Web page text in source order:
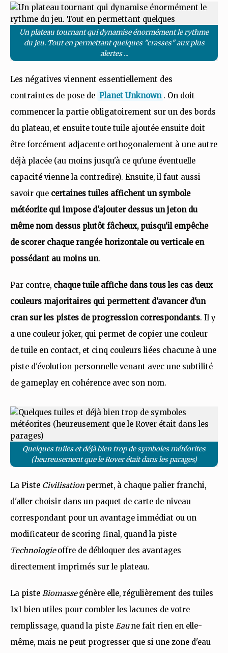
Un plateau tournant qui dynamise énormément le rythme
du jeu. Tout en permettant quelques "crasses" aux plus
alertes ...
Les négatives viennent essentiellement des
contraintes de pose de Planet Unknown . On doit
commencer la partie obligatoirement sur un des bords
du plateau, et ensuite toute tuile ajoutée ensuite doit
être forcément adjacente orthogonalement à une autre
déjà placée (au moins jusqu'à ce qu'une éventuelle
capacité vienne la contredire). Ensuite, il faut aussi
savoir que certaines tuiles affichent un symbole
météorite qui impose d'ajouter dessus un jeton du
même nom dessus plutôt fâcheux, puisqu'il empêche
de scorer chaque rangée horizontale ou verticale en
possédant au moins un.
Par contre, chaque tuile affiche dans tous les cas deux
couleurs majoritaires qui permettent d'avancer d'un
cran sur les pistes de progression correspondants. Il y
a une couleur joker, qui permet de copier une couleur
de tuile en contact, et cinq couleurs liées chacune à une
piste d'évolution personnelle venant avec une subtilité
de gameplay en cohérence avec son nom.
Quelques tuiles et déjà bien trop de symboles météorites
(heureusement que le Rover était dans les parages)
La Piste Civilisation permet, à chaque palier franchi,
d'aller choisir dans un paquet de carte de niveau
correspondant pour un avantage immédiat ou un
modificateur de scoring final, quand la piste
Technologieoffre de débloquer des avantages
directement imprimés sur le plateau.
La piste Biomassegénère elle, régulièrement des tuiles
1x1 bien utiles pour combler les lacunes de votre
remplissage, quand la piste Eaune fait rien en elle-
même, mais ne peut progresser que si une zone d'eau